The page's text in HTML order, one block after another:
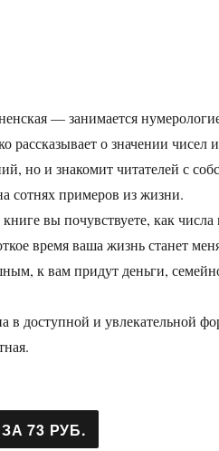
— занимается
рассказывает о значении чисел
но и знакомит читателей с
сотнях примеров из жизни.
вы почувствуете, как числа
время ваша жизнь станет
к вам придут деньги,
в доступной и увлекательной